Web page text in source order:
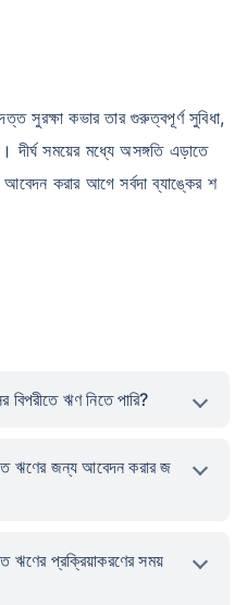
সুরক্ষা কভার তার গুরুত্বপূর্ণ সুবিধা,
দীর্ঘ সময়ের মধ্যে অসঙ্গতি এড়াতে
আবেদন করার আগে সর্বদা ব্যাঙ্কের শ
বিপরীতে ঋণ নিতে পারি?
ঋণের জন্য আবেদন করার জ
ঋণের প্রক্রিয়াকরণের সময়